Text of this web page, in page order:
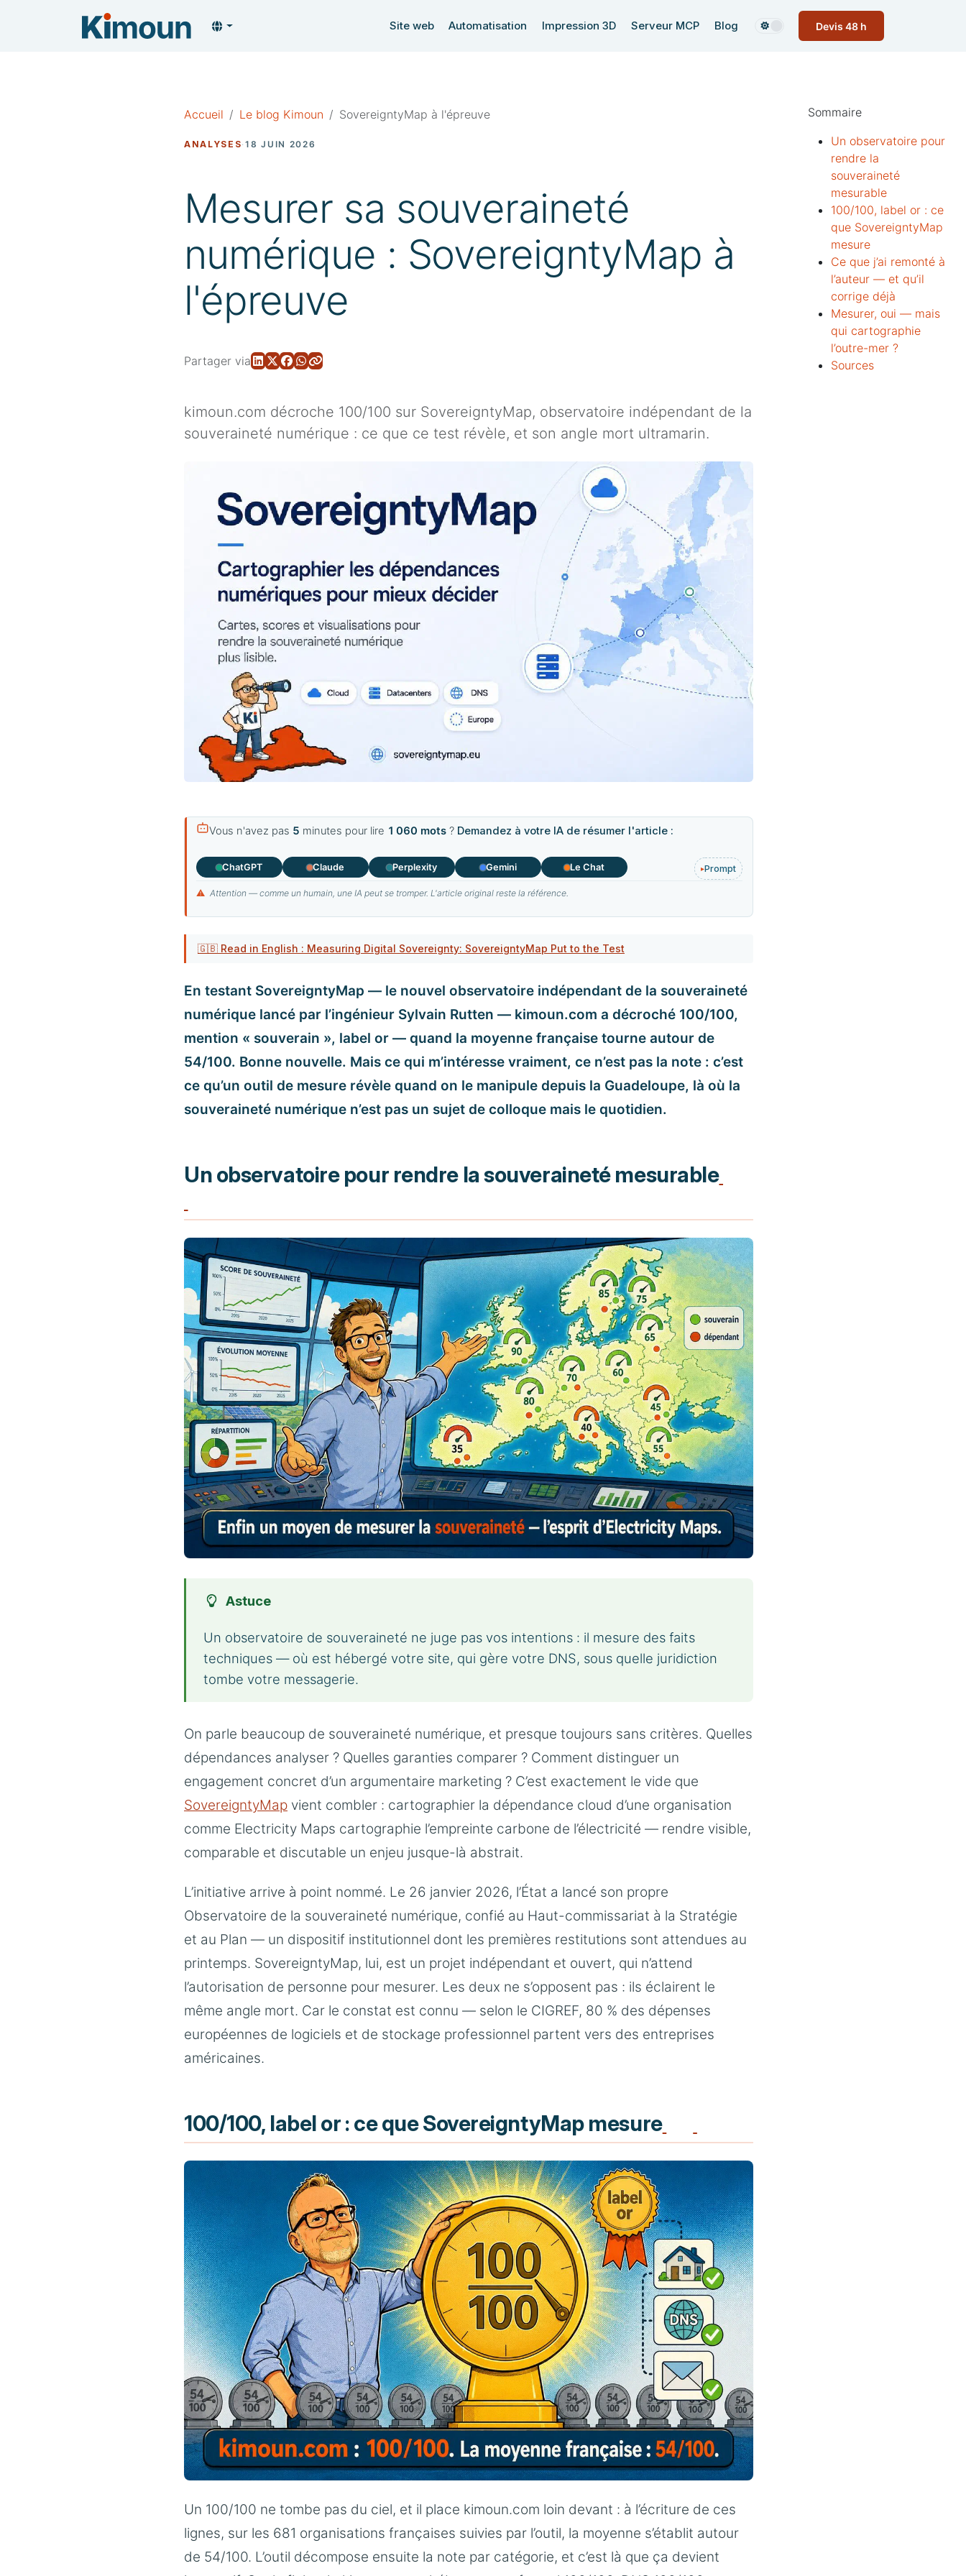
Site web Automatisation Impression 3D Serveur MCP Blog Devis 48 h
Accueil Le blog Kimoun SovereigntyMap à l'épreuve
ANALYSES·18 JUIN 2026
Mesurer sa souveraineté
numérique : SovereigntyMap à
l'épreuve
Partager via
kimoun.com décroche 100/100 sur SovereigntyMap, observatoire indépendant de la
souveraineté numérique : ce que ce test révèle, et son angle mort ultramarin.
Vous n'avez pas 5 minutes pour lire 1 060 mots ? Demandez à votre IA de résumer l'article :
ChatGPT Claude Perplexity Gemini Le Chat Prompt
⚠ Attention — comme un humain, une IA peut se tromper. L'article original reste la référence.
🇬🇧 Read in English : Measuring Digital Sovereignty: SovereigntyMap Put to the Test
En testant SovereigntyMap — le nouvel observatoire indépendant de la souveraineté
numérique lancé par l’ingénieur Sylvain Rutten — kimoun.com a décroché 100/100,
mention « souverain », label or — quand la moyenne française tourne autour de
54/100. Bonne nouvelle. Mais ce qui m’intéresse vraiment, ce n’est pas la note : c’est
ce qu’un outil de mesure révèle quand on le manipule depuis la Guadeloupe, là où la
souveraineté numérique n’est pas un sujet de colloque mais le quotidien.
Un observatoire pour rendre la souveraineté mesurable
Astuce
Un observatoire de souveraineté ne juge pas vos intentions : il mesure des faits
techniques — où est hébergé votre site, qui gère votre DNS, sous quelle juridiction
tombe votre messagerie.
On parle beaucoup de souveraineté numérique, et presque toujours sans critères. Quelles
dépendances analyser ? Quelles garanties comparer ? Comment distinguer un
engagement concret d’un argumentaire marketing ? C’est exactement le vide que
SovereigntyMap vient combler : cartographier la dépendance cloud d’une organisation
comme Electricity Maps cartographie l’empreinte carbone de l’électricité — rendre visible,
comparable et discutable un enjeu jusque-là abstrait.
L’initiative arrive à point nommé. Le 26 janvier 2026, l’État a lancé son propre
Observatoire de la souveraineté numérique, confié au Haut-commissariat à la Stratégie
et au Plan — un dispositif institutionnel dont les premières restitutions sont attendues au
printemps. SovereigntyMap, lui, est un projet indépendant et ouvert, qui n’attend
l’autorisation de personne pour mesurer. Les deux ne s’opposent pas : ils éclairent le
même angle mort. Car le constat est connu — selon le CIGREF, 80 % des dépenses
européennes de logiciels et de stockage professionnel partent vers des entreprises
américaines.
100/100, label or : ce que SovereigntyMap mesure
Un 100/100 ne tombe pas du ciel, et il place kimoun.com loin devant : à l’écriture de ces
lignes, sur les 681 organisations françaises suivies par l’outil, la moyenne s’établit autour
de 54/100. L’outil décompose ensuite la note par catégorie, et c’est là que ça devient
Sommaire
Un observatoire pour
rendre la
souveraineté
mesurable
100/100, label or : ce
que SovereigntyMap
mesure
Ce que j’ai remonté à
l’auteur — et qu’il
corrige déjà
Mesurer, oui — mais
qui cartographie
l’outre-mer ?
Sources